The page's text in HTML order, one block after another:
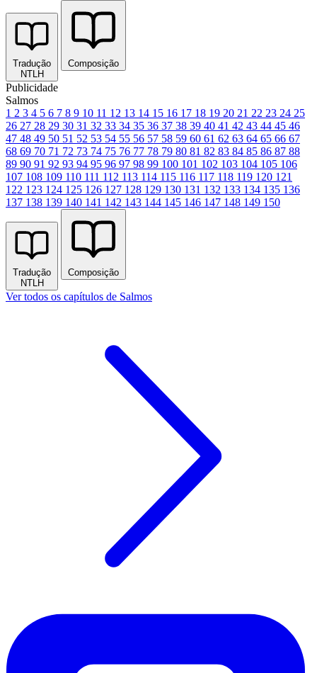
Tradução
NTLH
Composição
Publicidade
Salmos
1 2 3 4 5 6 7 8 9 10 11 12 13 14 15 16 17 18 19 20 21 22 23 24 25
26 27 28 29 30 31 32 33 34 35 36 37 38 39 40 41 42 43 44 45 46
47 48 49 50 51 52 53 54 55 56 57 58 59 60 61 62 63 64 65 66 67
68 69 70 71 72 73 74 75 76 77 78 79 80 81 82 83 84 85 86 87 88
89 90 91 92 93 94 95 96 97 98 99 100 101 102 103 104 105 106
107 108 109 110 111 112 113 114 115 116 117 118 119 120 121
122 123 124 125 126 127 128 129 130 131 132 133 134 135 136
137 138 139 140 141 142 143 144 145 146 147 148 149 150
Tradução
NTLH
Composição
Ver todos os capítulos de Salmos